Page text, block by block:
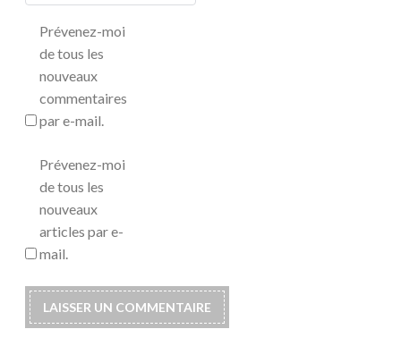
Prévenez-moi
de tous les
nouveaux
commentaires
par e-mail.
Prévenez-moi
de tous les
nouveaux
articles par e-
mail.